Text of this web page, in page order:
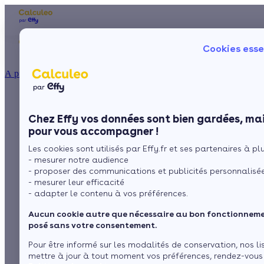
Cookies
Chez Effy vos données sont bien gardées,
pour vous accompagner !
Les cookies sont utilisés par Effy.fr et ses partenaires à
- mesurer notre audience
- proposer des communications et publicités
- mesurer leur efficacité
- adapter le contenu à vos préférences.
Aucun cookie autre que nécessaire au bon
posé sans votre consentement.
Pour être informé sur les modalités de conservation, nos
mettre à jour à tout moment vos préférences, rendez-
À propos
Ma Prime Rénov'
Le chèque énergie
La TVA réduite
L'éco-prêt à taux zéro
Trouver mes aides
Nos conseils
Sol
Fenêtres
La Chaudière à bois
parL’équipe de rédaction 7 min de lecture
Sommaire
La chaudière à bois, le choix de la raison
Les différents types de chaudière à bois